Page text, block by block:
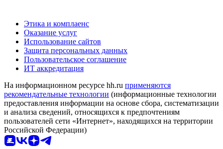
Этика и комплаенс
Оказание услуг
Использование сайтов
Защита персональных данных
Пользовательское соглашение
ИТ аккредитация
На информационном ресурсе hh.ru применяются
рекомендательные технологии (информационные технологии
предоставления информации на основе сбора, систематизации
и анализа сведений, относящихся к предпочтениям
пользователей сети «Интернет», находящихся на территории
Российской Федерации)